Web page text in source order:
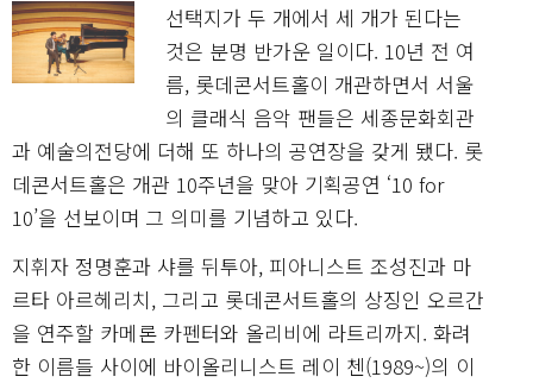
선택지가 두 개에서 세 개가 된다는
것은 분명 반가운 일이다. 10년 전 여
름, 롯데콘서트홀이 개관하면서 서울
의 클래식 음악 팬들은 세종문화회관
과 예술의전당에 더해 또 하나의 공연장을 갖게 됐다. 롯
데콘서트홀은 개관 10주년을 맞아 기획공연 ‘10 for
10’을 선보이며 그 의미를 기념하고 있다.
지휘자 정명훈과 샤를 뒤투아, 피아니스트 조성진과 마
르타 아르헤리치, 그리고 롯데콘서트홀의 상징인 오르간
을 연주할 카메론 카펜터와 올리비에 라트리까지. 화려
한 이름들 사이에 바이올리니스트 레이 첸(1989~)의 이